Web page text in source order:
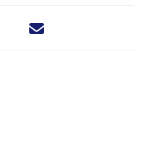
Deel dit nieuwsbericht via X -
Deel dit nieuwsbericht via
Deel dit nieuwsbericht
Deel dit